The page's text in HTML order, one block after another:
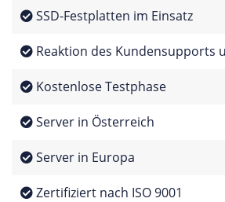
SSD-Festplatten im Einsatz
Reaktion des Kundensupports
Kostenlose Testphase
Server in Österreich
Server in Europa
Zertifiziert nach ISO 9001